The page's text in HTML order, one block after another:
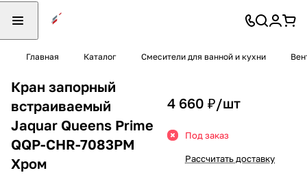
Главная Каталог Смесители для ванной и кухни
Кран запорный
встраиваемый
Jaquar Queens Prime
QQP-CHR-7083PM
Хром
4 660 ₽/шт
Под заказ
Рассчитать доставку